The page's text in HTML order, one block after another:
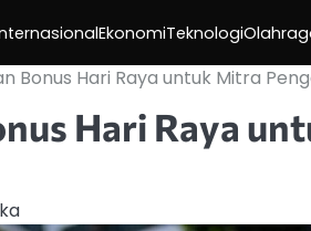
EkonomiTeknologi
Bonus Hari Raya untuk Mitra
Hari Raya